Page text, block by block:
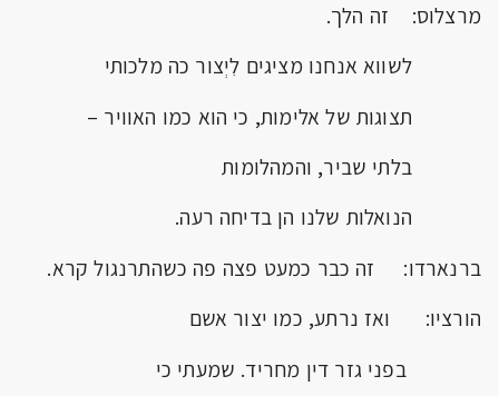
מרצלוס: זה הלך.
לשווא אנחנו מציגים לִיְצור כה מלכותי
תצוגות של אלימות, כי הוא כמו האוויר –
בלתי שביר, והמהלומות
הנואלות שלנו הן בדיחה רעה.
ברנארדו: זה כבר כמעט פצה פה כשהתרנגול קרא.
הורציו: ואז נרתע, כמו יצור אשם
בפני גזר דין מחריד. שמעתי כי